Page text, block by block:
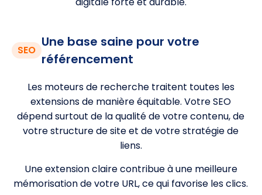
SEO
Une base saine pour votre
référencement
Les moteurs de recherche traitent toutes les
extensions de manière équitable. Votre SEO
dépend surtout de la qualité de votre contenu, de
votre structure de site et de votre stratégie de
liens.
Une extension claire contribue à une meilleure
mémorisation de votre URL, ce qui favorise les clics.